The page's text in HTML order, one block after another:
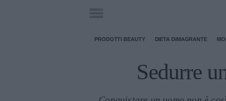
PRODOTTI BEAUTY DIETA DIMAGRANTE
Sedurre